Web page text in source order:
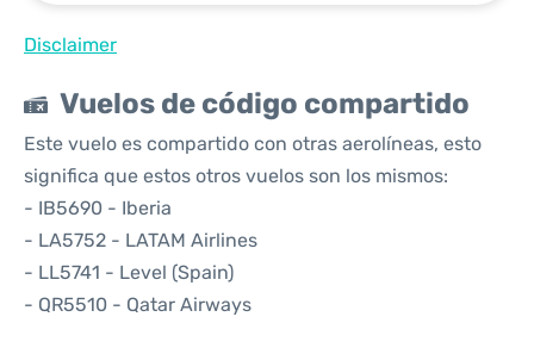
Disclaimer
Vuelos de código compartido
Este vuelo es compartido con otras aerolíneas, esto
significa que estos otros vuelos son los mismos:
- IB5690 - Iberia
- LA5752 - LATAM Airlines
- LL5741 - Level (Spain)
- QR5510 - Qatar Airways